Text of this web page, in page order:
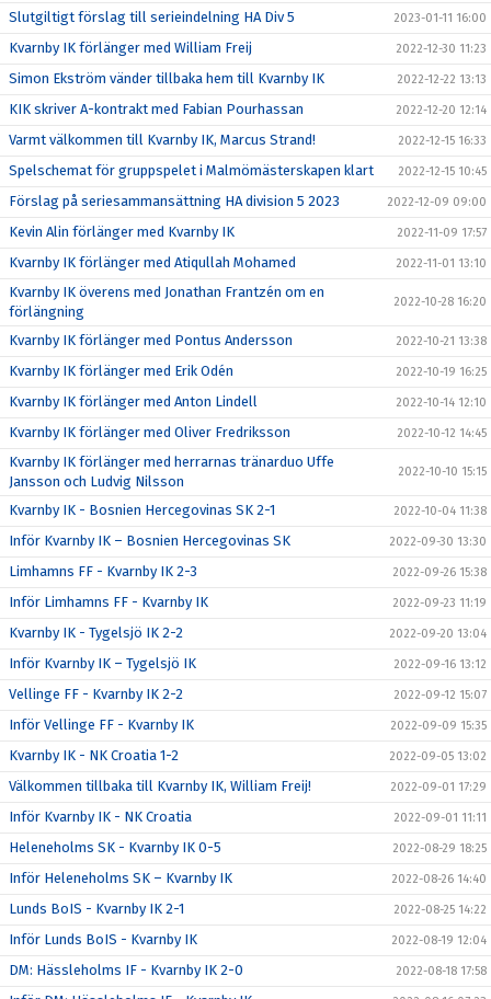
Slutgiltigt förslag till serieindelning HA Div 5 2023-01-11 16:00
Kvarnby IK förlänger med William Freij 2022-12-30 11:23
Simon Ekström vänder tillbaka hem till Kvarnby IK 2022-12-22 13:13
KIK skriver A-kontrakt med Fabian Pourhassan 2022-12-20 12:14
Varmt välkommen till Kvarnby IK, Marcus Strand! 2022-12-15 16:33
Spelschemat för gruppspelet i Malmömästerskapen klart 2022-12-15 10:45
Förslag på seriesammansättning HA division 5 2023 2022-12-09 09:00
Kevin Alin förlänger med Kvarnby IK 2022-11-09 17:57
Kvarnby IK förlänger med Atiqullah Mohamed 2022-11-01 13:10
Kvarnby IK överens med Jonathan Frantzén om en
förlängning
2022-10-28 16:20
Kvarnby IK förlänger med Pontus Andersson 2022-10-21 13:38
Kvarnby IK förlänger med Erik Odén 2022-10-19 16:25
Kvarnby IK förlänger med Anton Lindell 2022-10-14 12:10
Kvarnby IK förlänger med Oliver Fredriksson 2022-10-12 14:45
Kvarnby IK förlänger med herrarnas tränarduo Uffe
Jansson och Ludvig Nilsson
2022-10-10 15:15
Kvarnby IK - Bosnien Hercegovinas SK 2-1 2022-10-04 11:38
Inför Kvarnby IK – Bosnien Hercegovinas SK 2022-09-30 13:30
Limhamns FF - Kvarnby IK 2-3 2022-09-26 15:38
Inför Limhamns FF - Kvarnby IK 2022-09-23 11:19
Kvarnby IK - Tygelsjö IK 2-2 2022-09-20 13:04
Inför Kvarnby IK – Tygelsjö IK 2022-09-16 13:12
Vellinge FF - Kvarnby IK 2-2 2022-09-12 15:07
Inför Vellinge FF - Kvarnby IK 2022-09-09 15:35
Kvarnby IK - NK Croatia 1-2 2022-09-05 13:02
Välkommen tillbaka till Kvarnby IK, William Freij! 2022-09-01 17:29
Inför Kvarnby IK - NK Croatia 2022-09-01 11:11
Heleneholms SK - Kvarnby IK 0-5 2022-08-29 18:25
Inför Heleneholms SK – Kvarnby IK 2022-08-26 14:40
Lunds BoIS - Kvarnby IK 2-1 2022-08-25 14:22
Inför Lunds BoIS - Kvarnby IK 2022-08-19 12:04
DM: Hässleholms IF - Kvarnby IK 2-0 2022-08-18 17:58